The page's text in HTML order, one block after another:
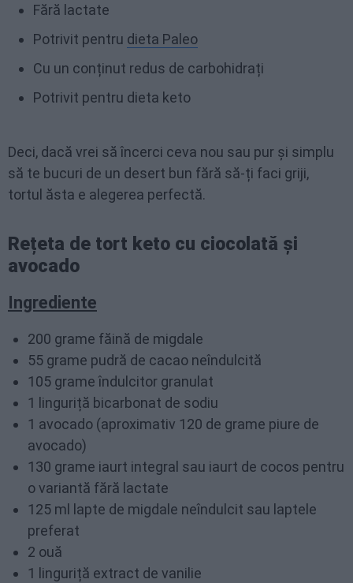
Fără lactate
Potrivit pentru dieta Paleo
Cu un conținut redus de carbohidrați
Potrivit pentru dieta keto
Deci, dacă vrei să încerci ceva nou sau pur și simplu
să te bucuri de un desert bun fără să-ți faci griji,
tortul ăsta e alegerea perfectă.
Rețeta de tort keto cu ciocolată și
avocado
Ingrediente
200 grame făină de migdale
55 grame pudră de cacao neîndulcită
105 grame îndulcitor granulat
1 linguriță bicarbonat de sodiu
1 avocado (aproximativ 120 de grame piure de
avocado)
130 grame iaurt integral sau iaurt de cocos pentru
o variantă fără lactate
125 ml lapte de migdale neîndulcit sau laptele
preferat
2 ouă
1 linguriță extract de vanilie